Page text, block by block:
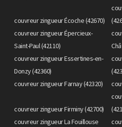
couvreur zingueur Écoche (42670)
couvreur zingueur Épercieux-
Saint-Paul (42110)
couvreur zingueur Essertines-en-
Donzy (42360)
couvreur zingueur Farnay (42320)
couvreur zingueur Firminy (42700)
couvreur zingueur La Fouillouse